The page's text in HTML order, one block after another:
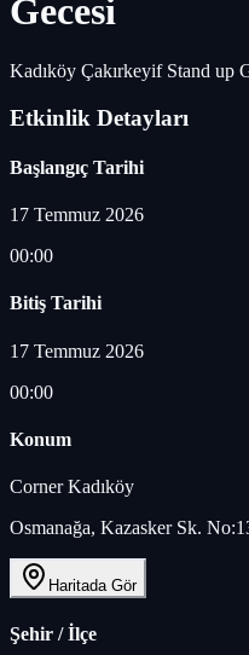
Gecesi
Kadıköy Çakırkeyif Stand up
Etkinlik Detayları
Başlangıç Tarihi
17 Temmuz 2026
00:00
Bitiş Tarihi
17 Temmuz 2026
00:00
Konum
Corner Kadıköy
Osmanağa, Kazasker Sk.
Haritada Gör
Şehir / İlçe